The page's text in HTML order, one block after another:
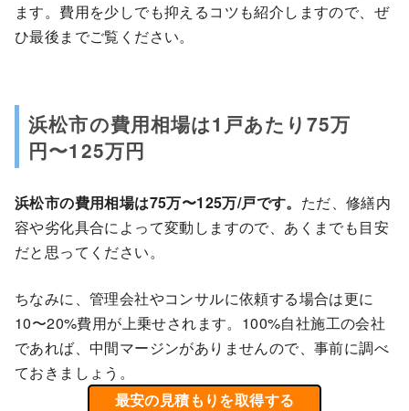
ます。費用を少しでも抑えるコツも紹介しますので、ぜ
ひ最後までご覧ください。
浜松市の費用相場は1戸あたり75万
円〜125万円
浜松市の費用相場は75万〜125万/戸です。 ただ、修繕内
容や劣化具合によって変動しますので、あくまでも目安
だと思ってください。
ちなみに、管理会社やコンサルに依頼する場合は更に
10〜20%費用が上乗せされます。100%自社施工の会社
であれば、中間マージンがありませんので、事前に調べ
ておきましょう。
最安の見積もりを取得する